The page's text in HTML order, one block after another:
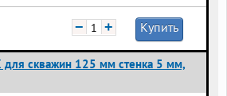
− + Купить
для скважин 125 мм стенка 5 мм,